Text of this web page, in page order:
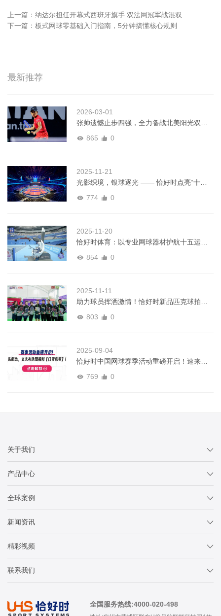
上一篇： 纳达尔担任开幕式西班牙旗手 双法网冠军战混双
下一篇： 板式网球零基础入门指南，5分钟搞懂核心规则
最新推荐
2026-03-01
张帅遗憾止步四强，全力备战北美阳光双赛
865 0
2025-11-21
光影织境，银球逐光 —— 恰好时点亮“十五
774 0
2025-11-20
恰好时体育：以专业网球器材护航十五运，
854 0
2025-11-11
助力球员挥洒激情！恰好时新品匹克球拍亮
803 0
2025-09-04
恰好时中国网球赛季活动重磅开启！速来领
769 0
关于我们
产品中心
全球案例
新闻资讯
精彩视频
联系我们
全国服务热线:4000-020-498